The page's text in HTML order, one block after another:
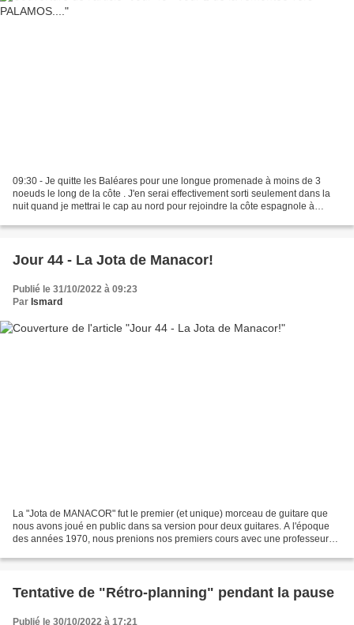
09:30 - Je quitte les Baléares pour une longue promenade à moins de 3
noeuds le long de la côte . J'en serai effectivement sorti seulement dans la
nuit quand je mettrai le cap au nord pour rejoindre la côte espagnole à
Jour 44 - La Jota de Manacor!
Publié le 31/10/2022 à 09:23
Par Ismard
La "Jota de MANACOR" fut le premier (et unique) morceau de guitare que
nous avons joué en public dans sa version pour deux guitares. A l'époque
des années 1970, nous prenions nos premiers cours avec une professeur
Tentative de "Rétro-planning" pendant la pause
Publié le 30/10/2022 à 17:21